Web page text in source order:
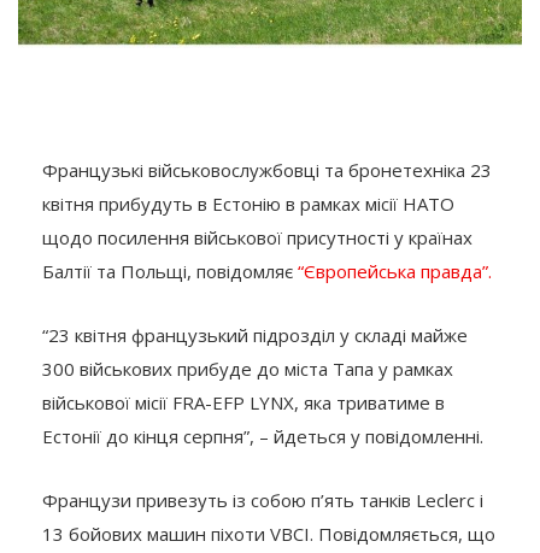
Французькі військовослужбовці та бронетехніка 23
квітня прибудуть в Естонію в рамках місії НАТО
щодо посилення військової присутності у країнах
Балтії та Польщі, повідомляє “Європейська правда”.
“23 квітня французький підрозділ у складі майже
300 військових прибуде до міста Тапа у рамках
військової місії FRA-EFP LYNX, яка триватиме в
Естонії до кінця серпня”, – йдеться у повідомленні.
Французи привезуть із собою п’ять танків Leclerc і
13 бойових машин піхоти VBCI. Повідомляється, що